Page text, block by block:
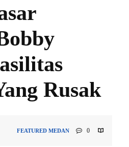
Rusak
FEATURED MEDAN 0